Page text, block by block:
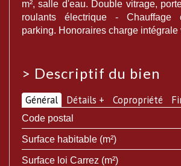
m², salle d'eau. Double vitrage,
roulants électrique - Chauffage
parking. Honoraires charge intégrale
> Descriptif du bien
Général Détails + Copropriété
Code postal
Surface habitable (m²)
Surface loi Carrez (m²)